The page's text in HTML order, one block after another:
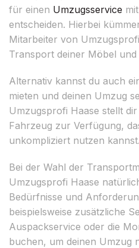
für einen Umzugsservice
entscheiden. Hierbei
Mitarbeiter von
Transport deiner Möbel und
Alternativ kannst du auch
mieten und deinen Umzug
Umzugsprofi Haase stellt
Fahrzeug zur Verfügung,
unkompliziert nutzen kannst.
Bei der Wahl der
Umzugsprofi Haase
Bedürfnisse und
beispielsweise zusätzliche
Auspackservice oder die
buchen, um deinen Umzug